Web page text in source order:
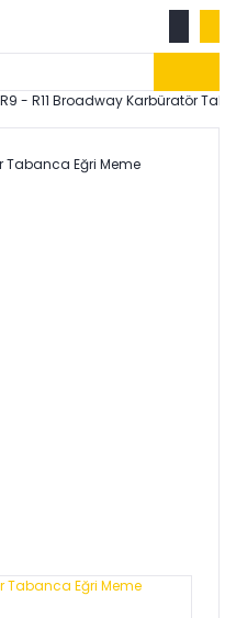
R9 - R11 Broadway Karbüratör